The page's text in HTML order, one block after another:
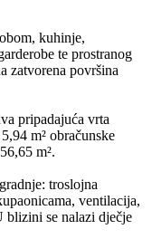
kuhinje,
te prostranog
zatvorena površina
pripadajuća vrta
m² obračunske
m².
troslojna
ventilacija,
blizini se nalazi dječje